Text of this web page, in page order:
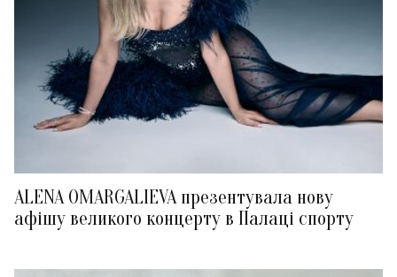
ALENA OMARGALIEVA презентувала нову
афішу великого концерту в Палаці спорту